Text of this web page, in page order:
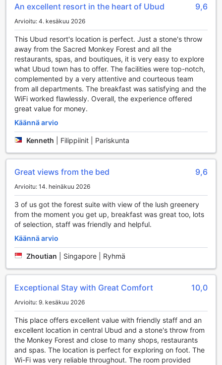
tarjoavat täydellistä rauhoittumista. Anna itsesi hemmotella
asiantuntevien terapeutien käsissä ja nauti rentouttavista
hoidoista, jotka virkistävät kehoasi ja mieltäsi. Hotellin
kaunis puutarha tarjoaa rauhoittavan ympäristön, jossa voit
nauttia luonnon rauhasta, tai voit uppoutua hotellin kirjaston
rauhalliseen ilmapiiriin, joka on täynnä inspiroivaa luettavaa.
Bisma Eight Ubud on täydellinen paikka, jossa voit nauttia
sekä viihteestä että rauhoittumisesta.
Bisma Eight Ubudin Urheilutilat: Liikuntaa ja
Rentoutumista Trooppisessa Paratiisissa
Bisma Eight Ubud tarjoaa vierailleen erinomaiset urheilutilat,
jotka tekevät lomasta aktiivisen ja virkistävän. Hotellin
moderni ja hyvin varusteltu kuntokeskus on avoinna
vuorokauden ympäri, joten voit treenata juuri silloin, kun
sinulle parhaiten sopii. Ilmainen pääsy kuntosalille takaa,
että voit nauttia monipuolisista laitteista ja
kuntosaliharjoittelun ystävä tai aloittelija, löydät varmasti
sopivat välineet ja tilat tavoitteidesi saavuttamiseksi.
Ulkoilma-allasta ympäröi kaunis trooppinen luonto, mikä
tekee siitä täydellisen paikan uimiselle ja rentoutumiselle.
Voit nauttia virkistävästä uintisessiosta tai vain makoilla
auringossa, samalla kun allasbaarista tilaat raikkaita juomia
ja herkullisia välipaloja. Bisma Eight Ubud yhdistää urheilun
ja rentoutumisen täydellisesti, tarjoten vierailleen
unohtumattoman kokemuksen, jossa voit sekä treenata
Bisma Eight Ubudin Mukavuudet
Bisma Eight Ubud tarjoaa vierailleen erinomaiset
mukavuudet, jotka tekevät oleskelusta vaivattoman ja
miellyttävän. Hotellissa on 24 tunnin huonepalvelu, joten
voit nauttia herkullisista aterioista omassa rauhassasi milloin
tahansa. Lisäksi hotellin pesulapalvelut, mukaan lukien
An excellent resort in the heart of Ubud 9,6
Arvioitu: 4. kesäkuu 2026
This Ubud resort's location is perfect. Just a stone's throw
away from the Sacred Monkey Forest and all the
restaurants, spas, and boutiques, it is very easy to explore
what Ubud town has to offer. The facilities were top-notch,
complemented by a very attentive and courteous team
from all departments. The breakfast was satisfying and the
WiFi worked flawlessly. Overall, the experience offered
great value for money.
Käännä arvio
Kenneth Filippiinit | Pariskunta
Great views from the bed 9,6
Arvioitu: 14. heinäkuu 2026
3 of us got the forest suite with view of the lush greenery
from the moment you get up, breakfast was great too, lots
of selection, staff was friendly and helpful.
Käännä arvio
Zhoutian Singapore | Ryhmä
Exceptional Stay with Great Comfort 10,0
Arvioitu: 9. kesäkuu 2026
This place offers excellent value with friendly staff and an
excellent location in central Ubud and a stone's throw from
the Monkey Forest and close to many shops, restaurants
and spas. The location is perfect for exploring on foot. The
Wi-Fi was very reliable throughout. The room provided